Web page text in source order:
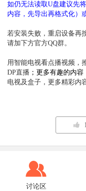
如仍无法读取U盘建议先
内容，先导出再格式化）
若安装失败，重启设备再
请加下方官方QQ群。
用智能电视看点播视频，
DP直播 ；更多有趣的内容
电视及盒子，更多精彩内
讨论区